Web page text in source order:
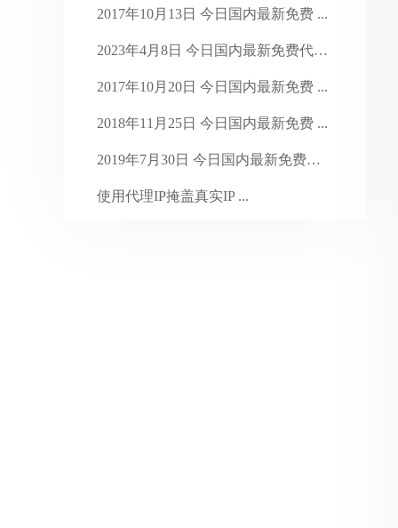
28 2024年4月
30 2024年3月
29 2024年2月
31 2024年1月
31 2023年12月
30 2023年11月
2017年10月13日 今日国内最新免费 ...
2023年4月8日 今日国内最新免费代理 ...
2017年10月20日 今日国内最新免费 ...
2018年11月25日 今日国内最新免费 ...
2019年7月30日 今日国内最新免费代 ...
使用代理IP掩盖真实IP ...